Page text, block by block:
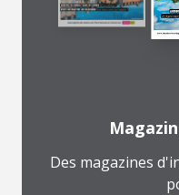
Des magazines